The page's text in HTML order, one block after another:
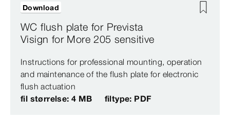
WC flush plate for Prevista
Visign for More 205 sensitive
Instructions for professional mounting, operation
and maintenance of the flush plate for electronic
flush actuation
fil størrelse: 4 MB
filtype: PDF
Download